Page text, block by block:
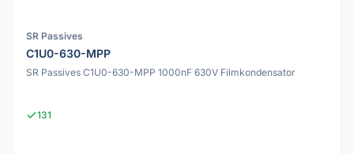
SR Passives
C1U0-630-MPP
SR Passives C1U0-630-MPP 1000nF 630V Filmkondensator
131